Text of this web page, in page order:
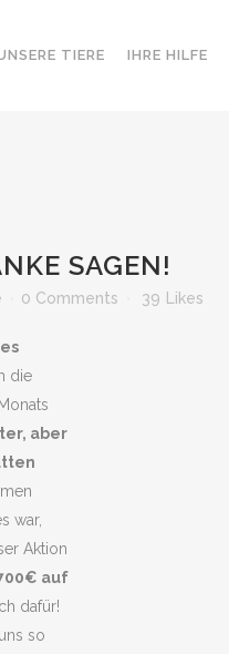
TIERE IHRE HILFE
SAGEN!
0 Comments 39 Likes
die
aber
war,
Aktion
auf
dafür!
so